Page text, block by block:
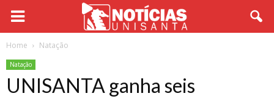
Home Natação
Natação
UNISANTA ganha seis